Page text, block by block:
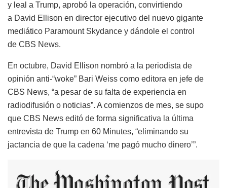
y leal a Trump, aprobó la operación, convirtiendo
a David Ellison en director ejecutivo del nuevo gigante
mediático Paramount Skydance y dándole el control
de CBS News.
En octubre, David Ellison nombró a la periodista de
opinión anti-“woke” Bari Weiss como editora en jefe de
CBS News, “a pesar de su falta de experiencia en
radiodifusión o noticias”. A comienzos de mes, se supo
que CBS News editó de forma significativa la última
entrevista de Trump en 60 Minutes, “eliminando su
jactancia de que la cadena ‘me pagó mucho dinero’”.